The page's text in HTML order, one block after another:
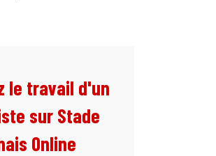
le travail d'un
sur Stade
Online